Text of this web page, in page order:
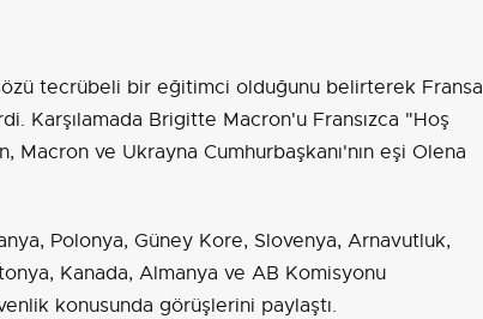
tecrübeli bir eğitimci olduğunu belirterek Fransa
Karşılamada Brigitte Macron'u Fransızca "Hoş
ve Ukrayna Cumhurbaşkanı'nın eşi Olena
Polonya, Güney Kore, Slovenya, Arnavutluk,
Kanada, Almanya ve AB Komisyonu
konusunda görüşlerini paylaştı.